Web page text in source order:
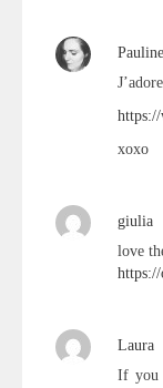
Pauline
xoxo
giulia
love
Laura
If you